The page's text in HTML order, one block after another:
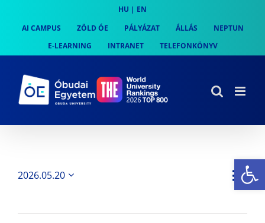
content
HU | EN
AI CAMPUS
ZÖLD ÓE PÁLYÁZAT ÁLLÁS
NEPTUN
E-LEARNING
INTRANET TELEFONKÖNYV
Nap
2026.05.20